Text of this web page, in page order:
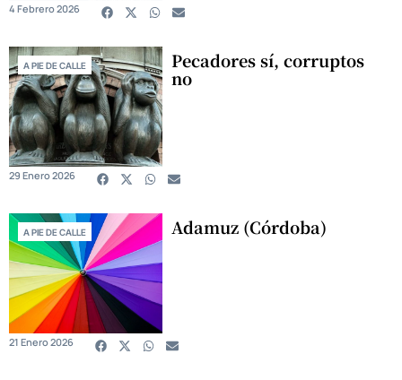
4 Febrero 2026
A PIE DE CALLE Pecadores sí, corruptos
no
29 Enero 2026
A PIE DE CALLE Adamuz (Córdoba)
21 Enero 2026